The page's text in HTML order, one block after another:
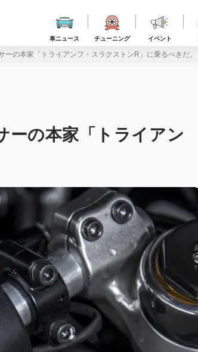
車ニュース チューニング イベント
の本家「トライアンフ・スラクストンR」に乗るべきだ。
ーの本家「トライアン